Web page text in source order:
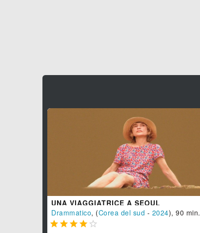
UNA VIAGGIATRICE A SEOUL
Drammatico, (Corea del sud - 2024), 90 min.
    